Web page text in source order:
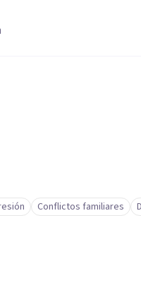
Conflictos familiares